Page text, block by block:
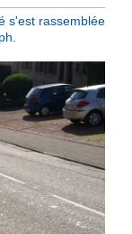
s'est rassemblée